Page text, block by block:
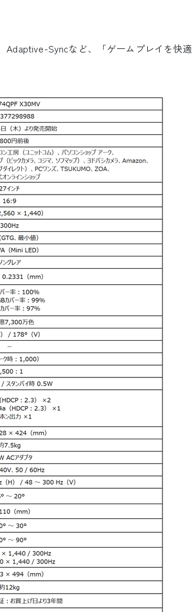
Syncなど、「ゲームプレイを快適